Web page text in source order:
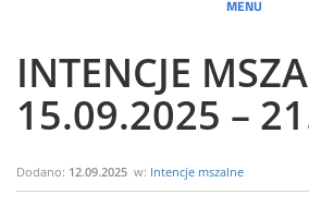
MENU
INTENCJE
15.09.2025 –
Dodano: 12.09.2025 w: Intencje mszalne